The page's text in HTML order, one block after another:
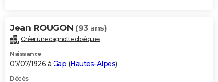
Jean ROUGON (93 ans)
Créer une cagnotte obsèques
Naissance
07/07/1926 à Gap (Hautes-Alpes)
Décès